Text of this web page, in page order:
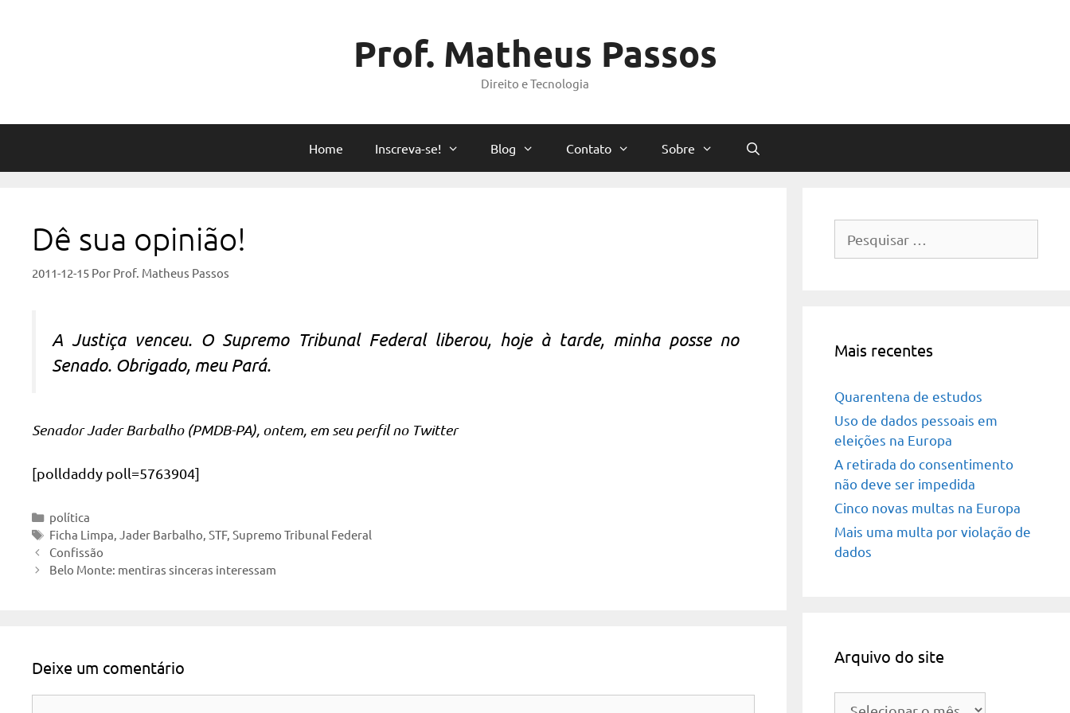
Prof. Matheus Passos
Direito e Tecnologia
Home Inscreva-se! Blog Contato Sobre
Dê sua opinião!
2011-12-15 Por Prof. Matheus Passos
A Justiça venceu. O Supremo Tribunal Federal liberou, hoje à tarde, minha posse no
Senado. Obrigado, meu Pará.
Senador Jader Barbalho (PMDB-PA), ontem, em seu perfil no Twitter
[polldaddy poll=5763904]
Categorias
política
Tags
Ficha Limpa Jader Barbalho ,STF,Supremo Tribunal Federal
Confissão
Belo Monte: mentiras sinceras interessam
Deixe um comentário
por:
Mais recentes
Quarentena de estudos
Uso de dados pessoais em
eleições na Europa
A retirada do consentimento
não deve ser impedida
Cinco novas multas na Europa
Mais uma multa por violação de
dados
Arquivo do site
Arquivo